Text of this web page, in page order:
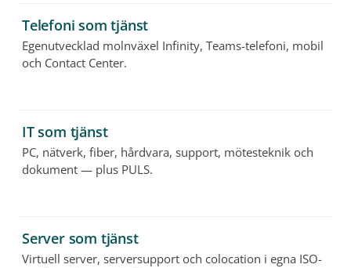
Telefoni som tjänst
Egenutvecklad molnväxel Infinity, Teams-telefoni, mobil
och Contact Center.
IT som tjänst
PC, nätverk, fiber, hårdvara, support, mötesteknik och
dokument — plus PULS.
Server som tjänst
Virtuell server, serversupport och colocation i egna ISO-